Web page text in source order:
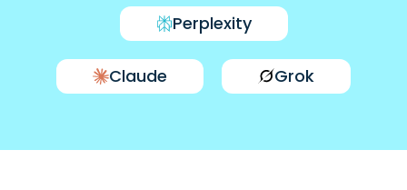
Perplexity
Claude Grok